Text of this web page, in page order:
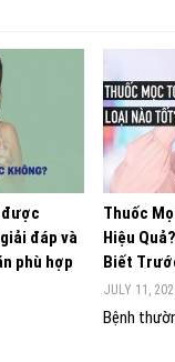
đáp và
phù hợp
Thuốc
Hiệu
Biết
JULY 11,
Bệnh